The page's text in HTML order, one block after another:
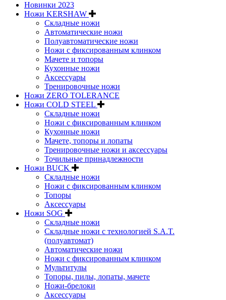
Новинки 2023
Ножи KERSHAW
Складные ножи
Автоматические ножи
Полуавтоматические ножи
Ножи с фиксированным клинком
Мачете и топоры
Кухонные ножи
Аксессуары
Тренировочные ножи
Ножи ZERO TOLERANCE
Ножи COLD STEEL
Складные ножи
Ножи с фиксированным клинком
Кухонные ножи
Мачете, топоры и лопаты
Тренировочные ножи и аксессуары
Точильные принадлежности
Ножи BUCK
Складные ножи
Ножи с фиксированным клинком
Топоры
Аксессуары
Ножи SOG
Складные ножи
Складные ножи с технологией S.A.T.
(полуавтомат)
Автоматические ножи
Ножи с фиксированным клинком
Мультитулы
Топоры, пилы, лопаты, мачете
Ножи-брелоки
Аксессуары